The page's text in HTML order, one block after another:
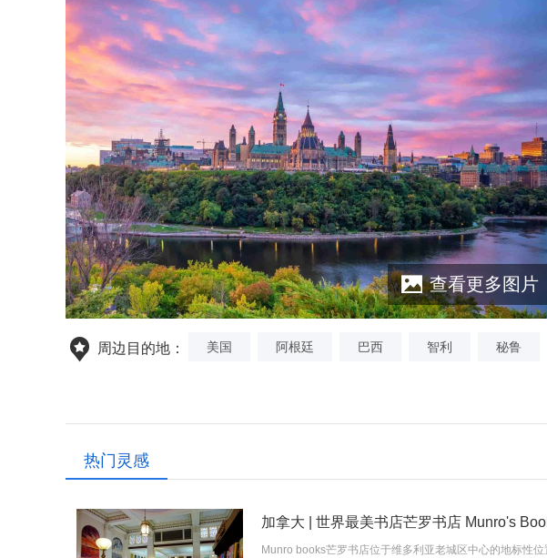
查看更多图片
周边目的地： 美国 阿根廷 巴西 智利 秘鲁
热门灵感
Munro books芒罗书店位于维多利亚老城区中心的地标性位